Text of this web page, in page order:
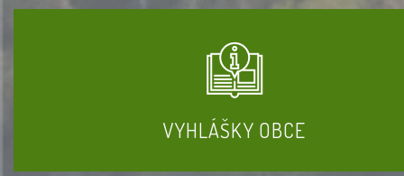
VYHLÁŠKY OBCE